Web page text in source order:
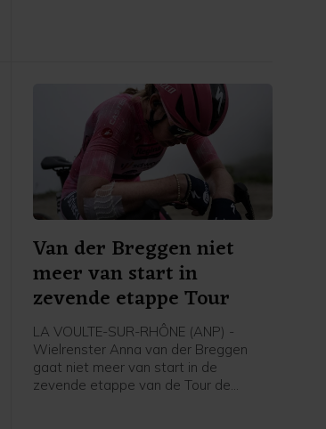
Van der Breggen niet
meer van start in
zevende etappe Tour
LA VOULTE-SUR-RHÔNE (ANP) -
Wielrenster Anna van der Breggen
gaat niet meer van start in de
zevende etappe van de Tour de